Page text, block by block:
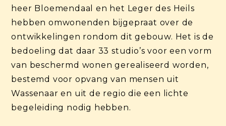
heer Bloemendaal en het Leger des Heils
hebben omwonenden bijgepraat over de
ontwikkelingen rondom dit gebouw. Het is de
bedoeling dat daar 33 studio’s voor een vorm
van beschermd wonen gerealiseerd worden,
bestemd voor opvang van mensen uit
Wassenaar en uit de regio die een lichte
begeleiding nodig hebben.